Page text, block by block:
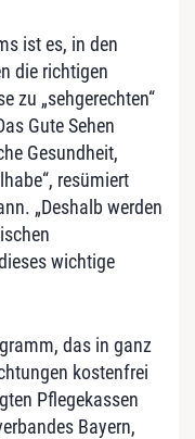
ist es, in den
die richtigen
zu „sehgerechten“
Gute Sehen
Gesundheit,
resümiert
„Deshalb werden
wichtige
das in ganz
kostenfrei
Pflegekassen
Bayern,